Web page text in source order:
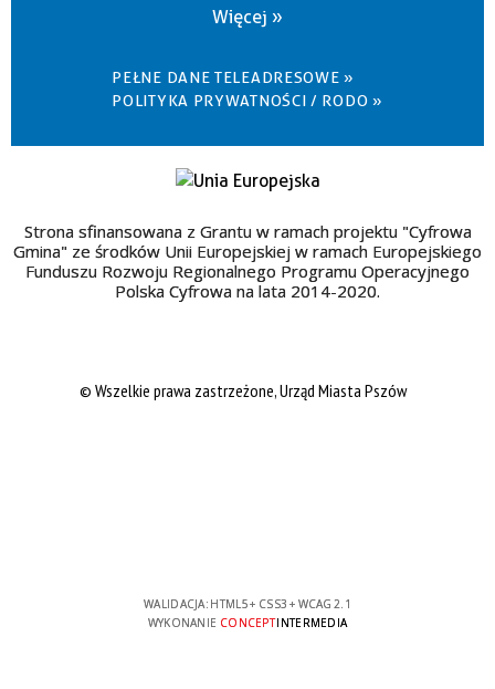
Więcej »
PEŁNE DANE TELEADRESOWE »
POLITYKA PRYWATNOŚCI / RODO »
Strona sfinansowana z Grantu w ramach projektu "Cyfrowa
Gmina" ze środków Unii Europejskiej w ramach Europejskiego
Funduszu Rozwoju Regionalnego Programu Operacyjnego
Polska Cyfrowa na lata 2014-2020.
© Wszelkie prawa zastrzeżone, Urząd Miasta Pszów
WALIDACJA: HTML5+ CSS3 + WCAG 2.1
WYKONANIE CONCEPTINTERMEDIA